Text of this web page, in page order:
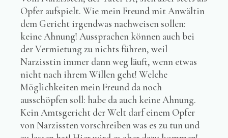
Opfer aufspielt. Wie mein Freund mit Anwältin
dem Gericht irgendwas nachweisen sollen:
keine Ahnung! Aussprachen können auch bei
der Vermietung zu nichts führen, weil
Narzisstin immer dann weg läuft, wenn etwas
nicht nach ihrem Willen geht! Welche
Möglichkeiten mein Freund da noch
ausschöpfen soll: habe da auch keine Ahnung.
Kein Amtsgericht der Welt darf einem Opfer
von Narzissten vorschreiben was es zu tun und